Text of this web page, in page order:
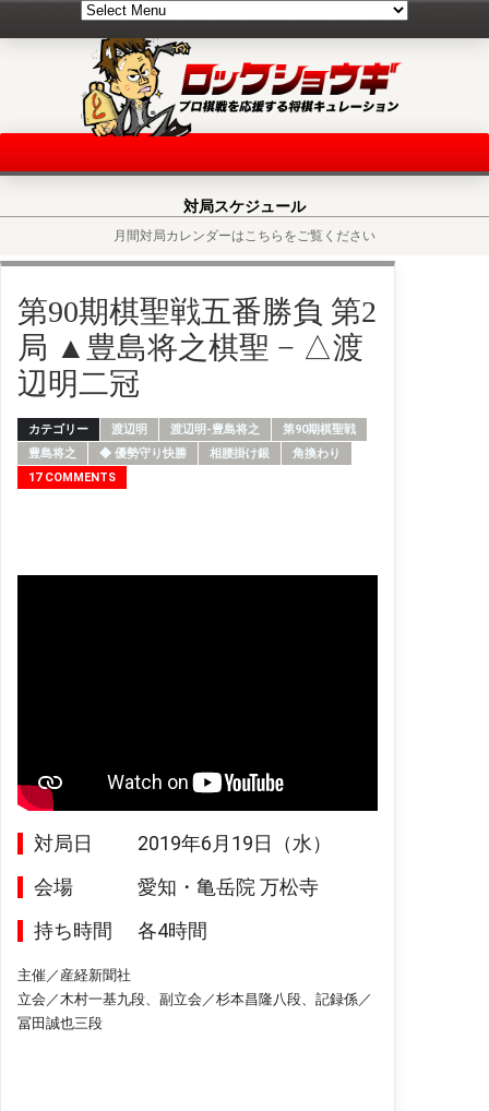
対局スケジュール
月間対局カレンダーはこちらをご覧ください
第90期棋聖戦五番勝負 第2
局 ▲豊島将之棋聖 − △渡
辺明二冠
カテゴリー 渡辺明 渡辺明-豊島将之
第90期棋聖戦
豊島将之
◆ 優勢守り快勝 相腰掛け銀
角換わり
17 COMMENTS
対局日
2019年6月19日（水）
会場
愛知・亀岳院 万松寺
持ち時間
各4時間
主催／産経新聞社
立会／木村一基九段、副立会／杉本昌隆八段、記録係／
冨田誠也三段